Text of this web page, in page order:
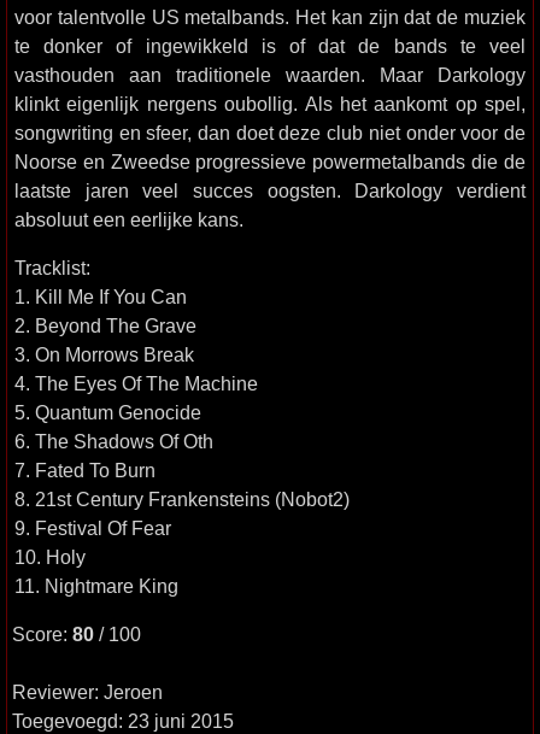
voor talentvolle US metalbands. Het kan zijn dat de muziek
te donker of ingewikkeld is of dat de bands te veel
vasthouden aan traditionele waarden. Maar Darkology
klinkt eigenlijk nergens oubollig. Als het aankomt op spel,
songwriting en sfeer, dan doet deze club niet onder voor de
Noorse en Zweedse progressieve powermetalbands die de
laatste jaren veel succes oogsten. Darkology verdient
absoluut een eerlijke kans.
Tracklist:
1. Kill Me If You Can
2. Beyond The Grave
3. On Morrows Break
4. The Eyes Of The Machine
5. Quantum Genocide
6. The Shadows Of Oth
7. Fated To Burn
8. 21st Century Frankensteins (Nobot2)
9. Festival Of Fear
10. Holy
11. Nightmare King
Score: 80 / 100
Reviewer: Jeroen
Toegevoegd: 23 juni 2015